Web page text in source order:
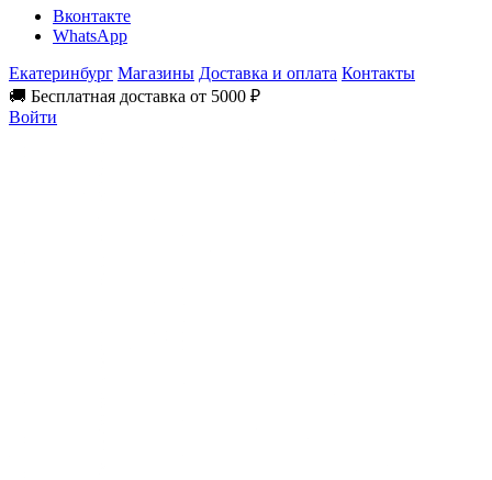
Вконтакте
WhatsApp
Екатеринбург Магазины Доставка и оплата Контакты
🚚 Бесплатная доставка от 5000 ₽
Войти